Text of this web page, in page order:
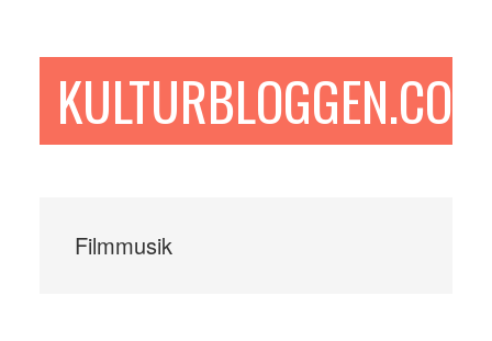
sidofältetKULTURBLOGGEN.COM
Filmmusik